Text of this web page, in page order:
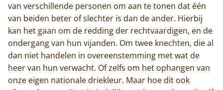
van verschillende personen om aan te tonen dat één
van beiden beter of slechter is dan de ander. Hierbij
kan het gaan om de redding der rechtvaardigen, en de
ondergang van hun vijanden. Om twee knechten, die al
dan niet handelen in overeenstemming met wat de
heer van hun verwacht. Of zelfs om het ophangen van
onze eigen nationale driekleur. Maar hoe dit ook